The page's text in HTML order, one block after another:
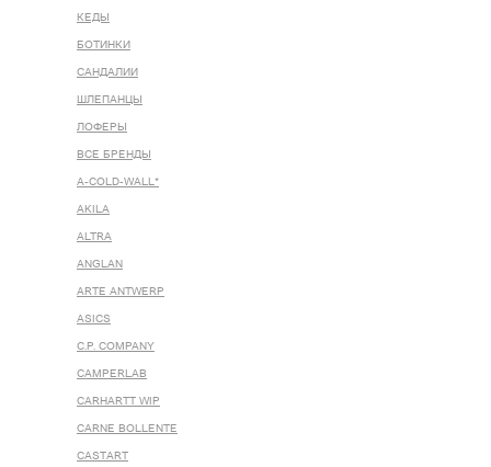
КЕДЫ
БОТИНКИ
САНДАЛИИ
ШЛЕПАНЦЫ
ЛОФЕРЫ
ВСЕ БРЕНДЫ
A-COLD-WALL*
AKILA
ALTRA
ANGLAN
ARTE ANTWERP
ASICS
C.P. COMPANY
CAMPERLAB
CARHARTT WIP
CARNE BOLLENTE
CASTART